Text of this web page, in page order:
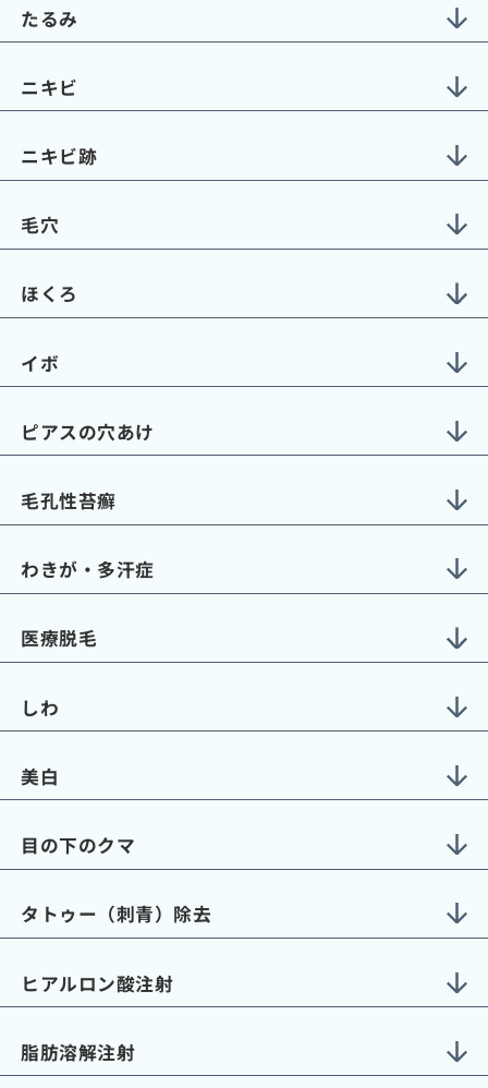
たるみ
ニキビ
ニキビ跡
毛穴
ほくろ
イボ
ピアスの穴あけ
毛孔性苔癬
わきが・多汗症
医療脱毛
しわ
美白
目の下のクマ
タトゥー（刺青）除去
ヒアルロン酸注射
脂肪溶解注射